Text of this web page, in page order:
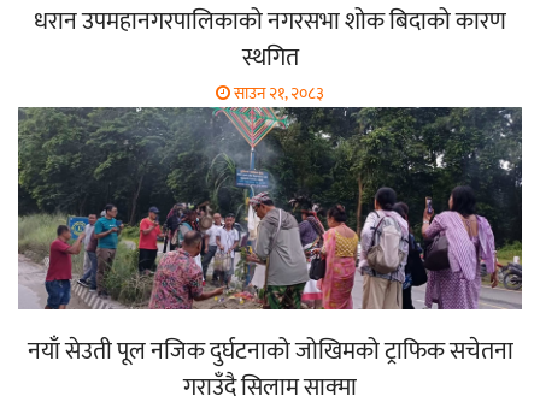
धरान उपमहानगरपालिकाको नगरसभा शोक बिदाको कारण
स्थगित
साउन २१, २०८३
नयाँ सेउती पूल नजिक दुर्घटनाको जोखिमको ट्राफिक सचेतना